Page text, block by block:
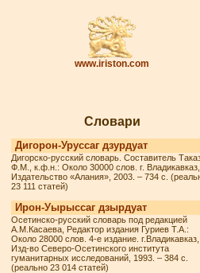
www.iriston.com
Словари
Дигорон-Уруссаг дзурдуат
Дигорско-русский словарь. Составитель
Ф.М., к.ф.н.: Около 30000 слов. г. Владикавказ,
Издательство «Алания», 2003. – 734 с.
23 111 статей)
Ирон-Уырыссаг дзырдуат
Осетинско-русский словарь под редакцией
А.М.Касаева, Редактор издания Гуриев Т.А.:
Около 28000 слов. 4-е издание. г.Владикавказ,
Изд-во Северо-Осетинского института
гуманитарных исследований, 1993. – 384 с.
(реально 23 014 статей)